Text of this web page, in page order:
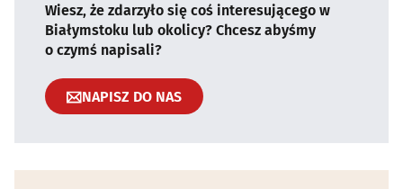
Wiesz, że zdarzyło się coś interesującego w
Białymstoku lub okolicy? Chcesz abyśmy
o czymś napisali?
NAPISZ DO NAS